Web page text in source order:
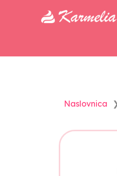
Naslovnica